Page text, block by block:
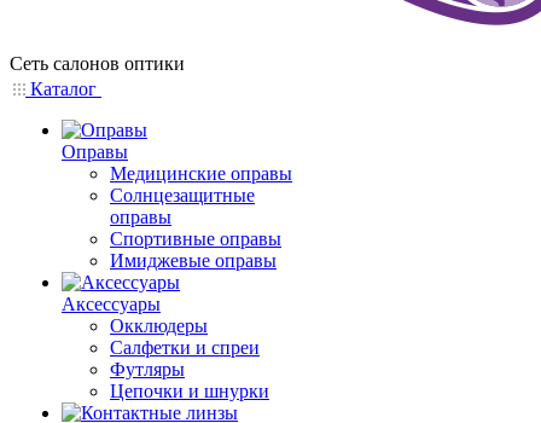
Сеть салонов оптики
Каталог
Оправы
Медицинские оправы
Солнцезащитные
оправы
Спортивные оправы
Имиджевые оправы
Аксессуары
Окклюдеры
Салфетки и спреи
Футляры
Цепочки и шнурки